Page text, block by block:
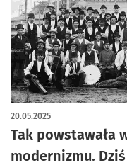
Tak powstawała
modernizmu.
20.05.2025
artykuł z galerią zdjęć